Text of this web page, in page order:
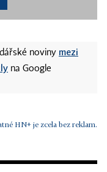
noviny mezi
na Google
HN+ je zcela bez reklam.